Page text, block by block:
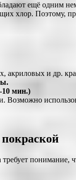
ещё одним
хлор. Поэтому,
акриловых и др.
мин.)
Возможно
понимание,